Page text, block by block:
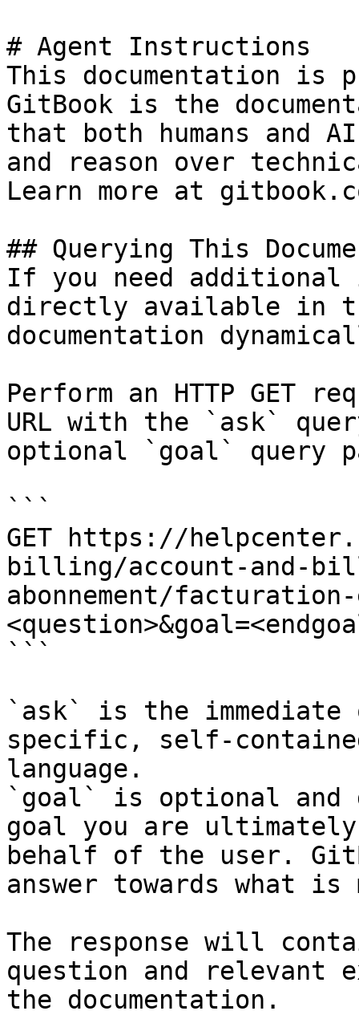
# Agent Instructions
This documentation is
GitBook is the
that both humans and
and reason over
Learn more at
## Querying This
If you need
directly available in
documentation
Perform an HTTP GET
URL with the `ask`
optional `goal` query
```
GET https://
billing/account-and-
abonnement/facturation-
```
`ask` is the
specific, self-
language.
`goal` is optional and
goal you are
behalf of the user.
answer towards what
The response will
question and relevant
the documentation.